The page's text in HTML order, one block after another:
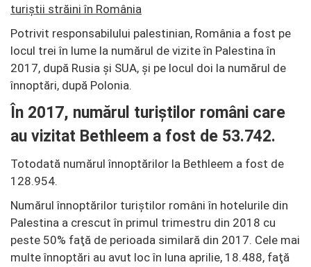
turiștii străini în România
Potrivit responsabilului palestinian, România a fost pe
locul trei în lume la numărul de vizite în Palestina în
2017, după Rusia şi SUA, şi pe locul doi la numărul de
înnoptări, după Polonia.
În 2017, numărul turiştilor români care
au vizitat Bethleem a fost de 53.742.
Totodată numărul înnoptărilor la Bethleem a fost de
128.954.
Numărul înnoptărilor turiştilor români în hotelurile din
Palestina a crescut în primul trimestru din 2018 cu
peste 50% faţă de perioada similară din 2017. Cele mai
multe înnoptări au avut loc în luna aprilie, 18.488, faţă